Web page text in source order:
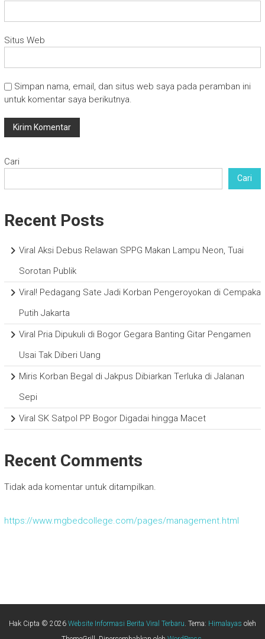
Situs Web
Simpan nama, email, dan situs web saya pada peramban ini
untuk komentar saya berikutnya.
Cari
Cari
Recent Posts
Viral Aksi Debus Relawan SPPG Makan Lampu Neon, Tuai
Sorotan Publik
Viral! Pedagang Sate Jadi Korban Pengeroyokan di Cempaka
Putih Jakarta
Viral Pria Dipukuli di Bogor Gegara Banting Gitar Pengamen
Usai Tak Diberi Uang
Miris Korban Begal di Jakpus Dibiarkan Terluka di Jalanan
Sepi
Viral SK Satpol PP Bogor Digadai hingga Macet
Recent Comments
Tidak ada komentar untuk ditampilkan.
https://www.mgbedcollege.com/pages/management.html
Hak Cipta © 2026 Website Informasi Berita Viral Terbaru . Tema: Himalayas oleh